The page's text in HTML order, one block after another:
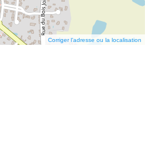
Corriger l’adresse ou la localisation